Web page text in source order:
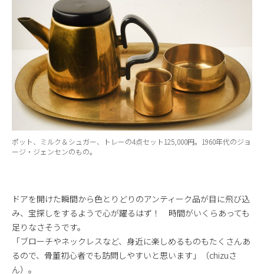
ポット、ミルク＆シュガー、トレーの4点セット125,000円。1960年代のジョ
ージ・ジェンセンのもの。
ドアを開けた瞬間から色とりどりのアンティーク品が目に飛び込
み、宝探しをするようで心が躍るはず！ 時間がいくらあっても
足りなさそうです。
「ブローチやネックレスなど、身近に楽しめるものもたくさんあ
るので、骨董初心者でも訪問しやすいと思います」（chizuさ
ん）。